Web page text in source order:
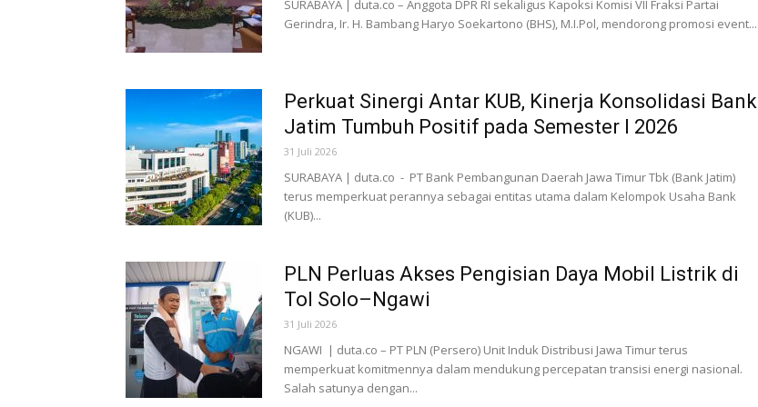
SURABAYA | duta.co – Anggota DPR RI sekaligus Kapoksi Komisi VII Fraksi Partai
Gerindra, Ir. H. Bambang Haryo Soekartono (BHS), M.I.Pol, mendorong promosi event...
Perkuat Sinergi Antar KUB, Kinerja Konsolidasi Bank
Jatim Tumbuh Positif pada Semester I 2026
31 Juli 2026
SURABAYA | duta.co - PT Bank Pembangunan Daerah Jawa Timur Tbk (Bank Jatim)
terus memperkuat perannya sebagai entitas utama dalam Kelompok Usaha Bank
(KUB)...
PLN Perluas Akses Pengisian Daya Mobil Listrik di
Tol Solo–Ngawi
31 Juli 2026
NGAWI | duta.co – PT PLN (Persero) Unit Induk Distribusi Jawa Timur terus
memperkuat komitmennya dalam mendukung percepatan transisi energi nasional.
Salah satunya dengan...